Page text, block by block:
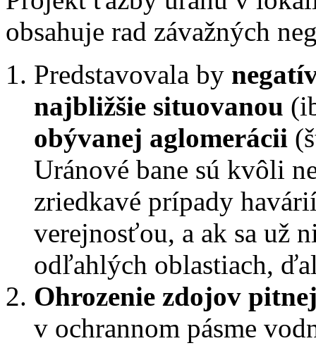
obsahuje rad závažných
Predstavovala by
najbližšie situovanou
obývanej aglomerácii
Uránové bane sú kvôli
zriedkavé prípady
verejnosťou, a ak sa už
odľahlých oblastiach,
Ohrozenie zdojov
v ochrannom pásme